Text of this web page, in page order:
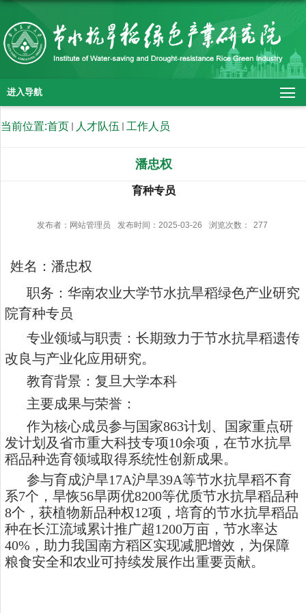
进入导航
当前位置:首页 人才队伍 工作人员
潘忠权
育种专员
发布者：网站管理员 发布时间：2025-03-26 浏览次数： 277
姓名：潘忠权
职务：华南农业大学节水抗旱稻绿色产业研究
院育种专员
专业领域与职责：长期致力于节水抗旱稻遗传
改良与产业化应用研究。
教育背景：复旦大学本科
主要成果与荣誉：
作为核心成员参与国家863计划、国家重点研
发计划及省市重大科技专项10余项，在节水抗旱
稻品种选育领域取得系统性创新成果。
参与育成沪旱17A沪旱39A等节水抗旱稻不育
系7个，旱恢56旱两优8200等优质节水抗旱稻品种
8个，获植物新品种权12项，培育的节水抗旱稻品
种在长江流域累计推广超1200万亩，节水率达
40%，助力我国南方稻区实现减肥增效，为保障
粮食安全和农业可持续发展作出重要贡献。